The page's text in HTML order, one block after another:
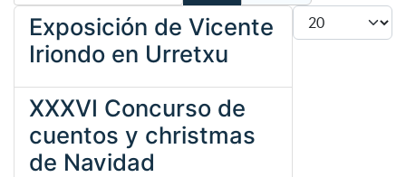
Cantidad
Exposición de Vicente
Iriondo en Urretxu
XXXVI Concurso de
cuentos y christmas
de Navidad